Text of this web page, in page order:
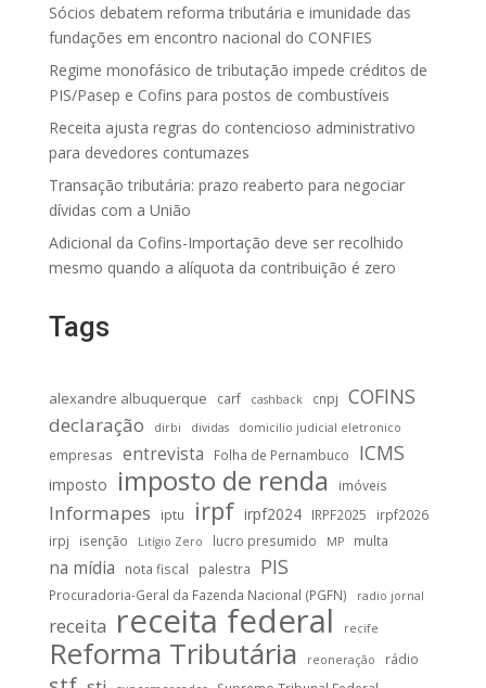
Sócios debatem reforma tributária e imunidade das
fundações em encontro nacional do CONFIES
Regime monofásico de tributação impede créditos de
PIS/Pasep e Cofins para postos de combustíveis
Receita ajusta regras do contencioso administrativo
para devedores contumazes
Transação tributária: prazo reaberto para negociar
dívidas com a União
Adicional da Cofins-Importação deve ser recolhido
mesmo quando a alíquota da contribuição é zero
Tags
alexandre albuquerque carf cashback cnpj COFINS
declaração dirbi dividas domicilio judicial eletronico
empresas entrevista Folha de Pernambuco ICMS
imposto imposto de renda imóveis
Informapes iptu irpf irpf2024 IRPF2025
irpf2026
irpj
isenção Litígio Zero lucro presumido MP multa
na mídia nota fiscal palestra PIS
Procuradoria-Geral da Fazenda Nacional (PGFN) radio jornal
receita receita federal recife
Reforma Tributária reoneração rádio